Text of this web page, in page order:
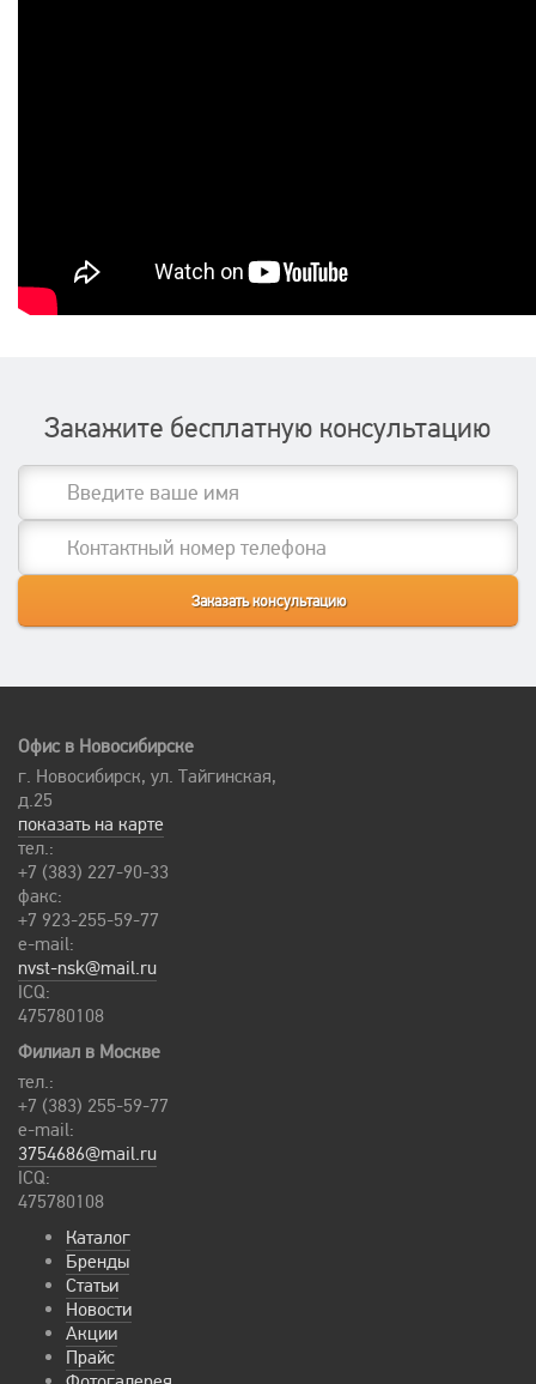
Закажите бесплатную консультацию
Офис в Новосибирске
г. Новосибирск, ул. Тайгинская,
д.25
показать на карте
тел.:
+7 (383) 227-90-33
факс:
+7 923-255-59-77
e-mail:
nvst-nsk@mail.ru
ICQ:
475780108
Филиал в Москве
тел.:
+7 (383) 255-59-77
e-mail:
3754686@mail.ru
ICQ:
475780108
Каталог
Бренды
Статьи
Новости
Акции
Прайс